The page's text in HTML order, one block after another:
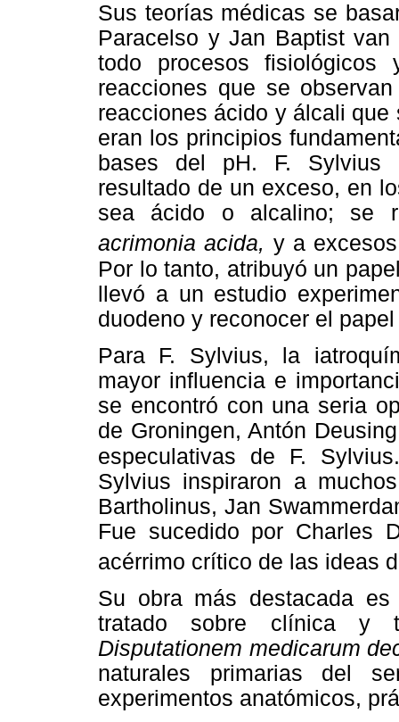
Sus teorías médicas se
Paracelso y Jan Baptist
todo procesos
reacciones que se
reacciones ácido y álcali
eran los principios
bases del pH. F. Sylvius
resultado de un exceso, en
sea ácido o alcalino; se
acrimonia acida, y a
Por lo tanto, atribuyó un
llevó a un estudio
duodeno y reconocer el
Para F. Sylvius, la
mayor influencia e
se encontró con una seria
de Groningen, Antón
especulativas de F.
Sylvius inspiraron a
Bartholinus, Jan
Fue sucedido por Charles
acérrimo crítico de las ideas
Su obra más destacada
tratado sobre clínica y
Disputationem medicarum
naturales primarias del
experimentos anatómicos,